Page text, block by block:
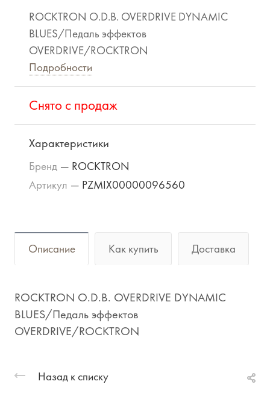
ROCKTRON O.D.B. OVERDRIVE DYNAMIC
BLUES/Педаль эффектов
OVERDRIVE/ROCKTRON
Подробности
Cнято с продаж
Характеристики
Бренд — ROCKTRON
Артикул — PZMIX00000096560
Описание Как купить Доставка
ROCKTRON O.D.B. OVERDRIVE DYNAMIC
BLUES/Педаль эффектов
OVERDRIVE/ROCKTRON
Назад к списку